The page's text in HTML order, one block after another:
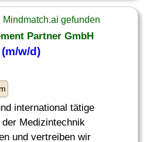
gefunden
Partner GmbH
w/d)
international tätige
Medizintechnik
und vertreiben wir